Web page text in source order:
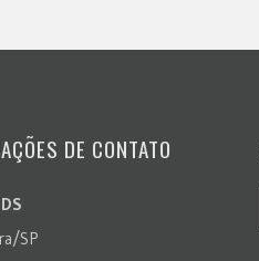
DE CONTATO
SP